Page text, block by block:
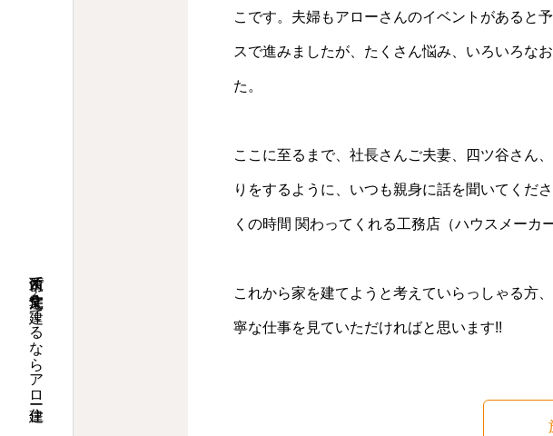
筑西市で注文住宅を建てるならアロー住建
こです。夫婦もアローさんのイベントがあると
スで進みましたが、たくさん悩み、いろいろな
た。
ここに至るまで、社長さんご夫妻、四ツ谷さん
りをするように、いつも親身に話を聞いてくだ
くの時間 関わってくれる工務店（ハウスメーカ
これから家を建てようと考えていらっしゃる方
寧な仕事を見ていただければと思います!!